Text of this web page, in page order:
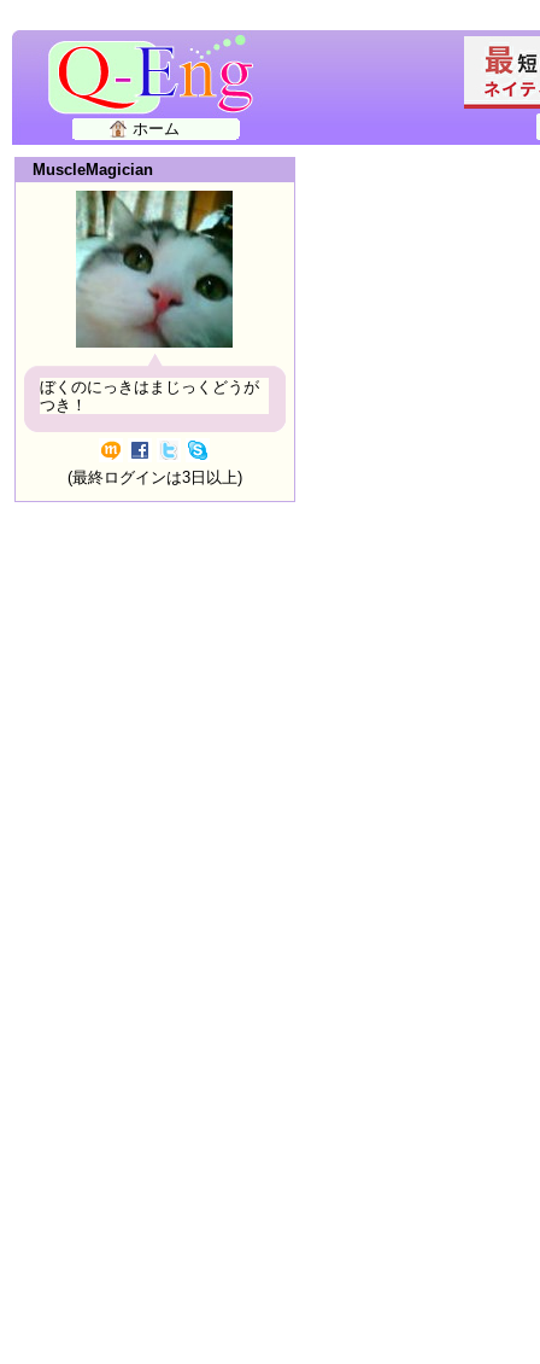
ホーム
MuscleMagician
ぼくのにっきはまじっくどうが
つき！
(最終ログインは3日以上)